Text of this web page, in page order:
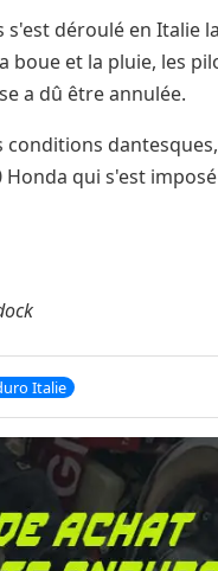
s'est déroulé en
boue et la pluie, les
a dû être annulée.
conditions
qui s'est
Italie